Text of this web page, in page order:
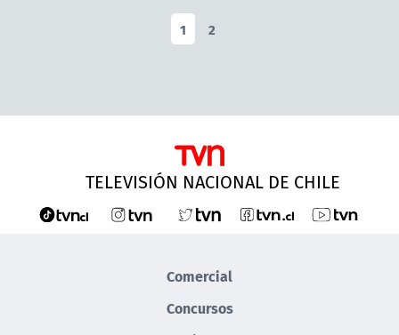
1 2
TELEVISIÓN NACIONAL DE CHILE
Comercial
Concursos